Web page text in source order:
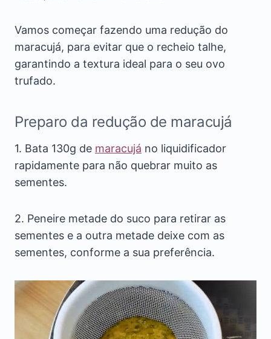
Vamos começar fazendo uma redução do
maracujá, para evitar que o recheio talhe,
garantindo a textura ideal para o seu ovo
trufado.
Preparo da redução de maracujá
1. Bata 130g de maracujá no liquidificador
rapidamente para não quebrar muito as
sementes.
2. Peneire metade do suco para retirar as
sementes e a outra metade deixe com as
sementes, conforme a sua preferência.